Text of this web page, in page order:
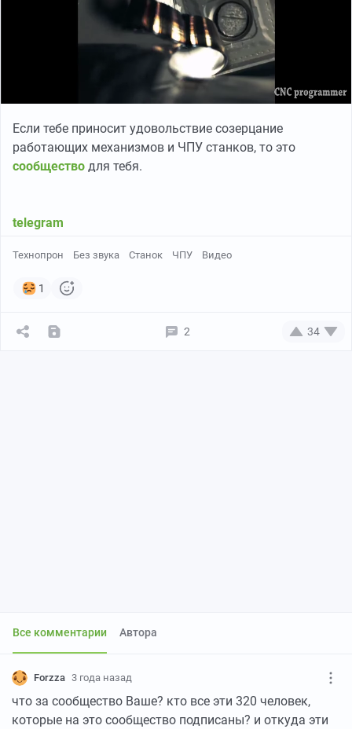
Если тебе приносит удовольствие созерцание
работающих механизмов и ЧПУ станков, то это
сообщество для тебя.
telegram
Технопрон Без звука Станок ЧПУ Видео
1
2 34
Все комментарии Автора
Forzza 3 года назад
что за сообщество Ваше? кто все эти 320 человек,
которые на это сообщество подписаны? и откуда эти